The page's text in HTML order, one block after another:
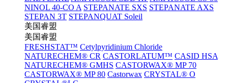
NINOL 40-CO A STEPANATE SXS STEPANATE AXS
STEPAN 3T STEPANQUAT Soleil
美国睿盟
美国睿盟
FRESHSTAT™ Cetylpyridinium Chloride
NATURECHEM® CR CASTORLATUM™ CASID HSA
NATURECHEM® GMHS CASTORWAX® MP 70
CASTORWAX® MP 80 Castorwax CRYSTAL® O